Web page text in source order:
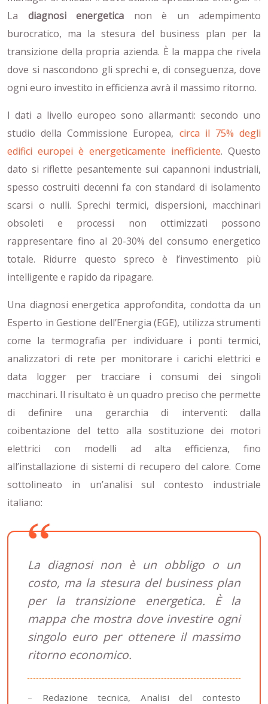
La diagnosi energetica non è un adempimento
burocratico, ma la stesura del business plan per la
transizione della propria azienda. È la mappa che rivela
dove si nascondono gli sprechi e, di conseguenza, dove
ogni euro investito in efficienza avrà il massimo ritorno.
I dati a livello europeo sono allarmanti: secondo uno
studio della Commissione Europea, circa il 75% degli
edifici europei è energeticamente inefficiente. Questo
dato si riflette pesantemente sui capannoni industriali,
spesso costruiti decenni fa con standard di isolamento
scarsi o nulli. Sprechi termici, dispersioni, macchinari
obsoleti e processi non ottimizzati possono
rappresentare fino al 20-30% del consumo energetico
totale. Ridurre questo spreco è l’investimento più
intelligente e rapido da ripagare.
Una diagnosi energetica approfondita, condotta da un
Esperto in Gestione dell’Energia (EGE), utilizza strumenti
come la termografia per individuare i ponti termici,
analizzatori di rete per monitorare i carichi elettrici e
data logger per tracciare i consumi dei singoli
macchinari. Il risultato è un quadro preciso che permette
di definire una gerarchia di interventi: dalla
coibentazione del tetto alla sostituzione dei motori
elettrici con modelli ad alta efficienza, fino
all’installazione di sistemi di recupero del calore. Come
sottolineato in un’analisi sul contesto industriale
italiano:
La diagnosi non è un obbligo o un
costo, ma la stesura del business plan
per la transizione energetica. È la
mappa che mostra dove investire ogni
singolo euro per ottenere il massimo
ritorno economico.
– Redazione tecnica, Analisi del contesto